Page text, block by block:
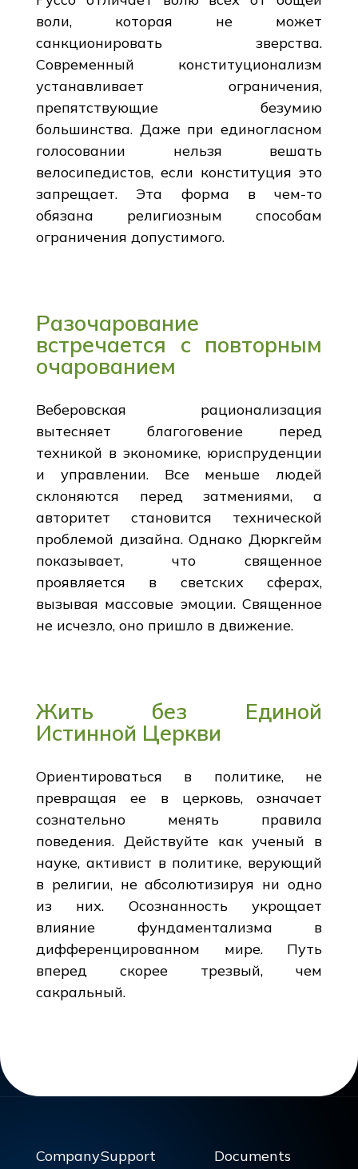
воли, которая не может
санкционировать зверства.
Современный конституционализм
устанавливает ограничения,
препятствующие безумию
большинства. Даже при единогласном
голосовании нельзя вешать
велосипедистов, если конституция это
запрещает. Эта форма в чем-то
обязана религиозным способам
ограничения допустимого.
Разочарование
встречается с повторным
очарованием
Веберовская рационализация
вытесняет благоговение перед
техникой в экономике, юриспруденции
и управлении. Все меньше людей
склоняются перед затмениями, а
авторитет становится технической
проблемой дизайна. Однако Дюркгейм
показывает, что священное
проявляется в светских сферах,
вызывая массовые эмоции. Священное
не исчезло, оно пришло в движение.
Жить без Единой
Истинной Церкви
Ориентироваться в политике, не
превращая ее в церковь, означает
сознательно менять правила
поведения. Действуйте как ученый в
науке, активист в политике, верующий
в религии, не абсолютизируя ни одно
из них. Осознанность укрощает
влияние фундаментализма в
дифференцированном мире. Путь
вперед скорее трезвый, чем
сакральный.
CompanySupport Documents